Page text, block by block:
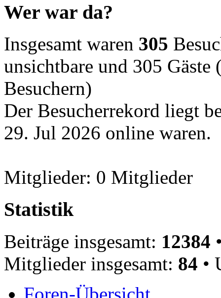
Wer war da?
Insgesamt waren 305
unsichtbare und 305 Gäste
Besuchern)
Der Besucherrekord liegt
29. Jul 2026 online waren.
Mitglieder: 0 Mitglieder
Statistik
Beiträge insgesamt: 12384
Mitglieder insgesamt: 84 •
Foren-Übersicht